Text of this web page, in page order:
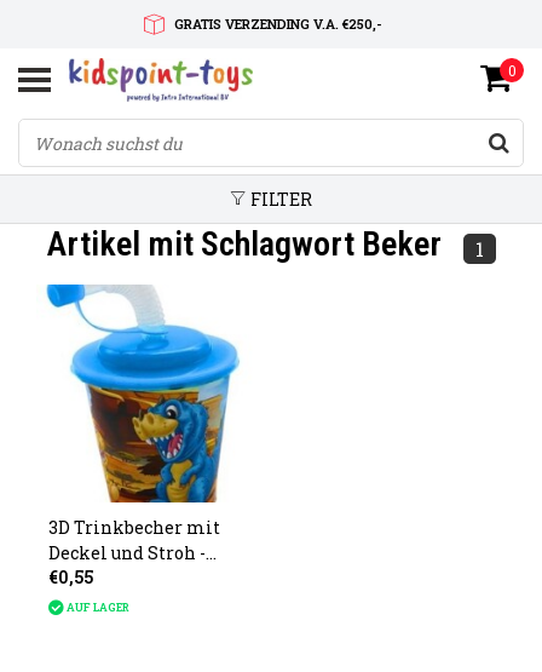
GRATIS VERZENDING V.A. €250,-
SNELLE LEVERTIJD
SERVICE OP MAAT
0
FILTER
Artikel mit Schlagwort Beker 1
3D Trinkbecher mit
Deckel und Stroh -
Dino
€0,55
AUF LAGER